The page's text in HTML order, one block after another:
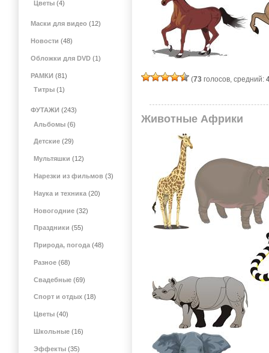
(73 голосов, средний:
Животные Африки
Цветы (4)
Маски для видео (12)
Новости (48)
Обложки для DVD(1)
РАМКИ (81)
Титры (1)
ФУТАЖИ (243)
Альбомы (6)
Детские (29)
Мультяшки (12)
Нарезки из фильмов (3)
Наука и техника (20)
Новогодние (32)
Праздники (55)
Природа, погода (48)
Разное (68)
Свадебные (69)
Спорт и отдых (18)
Цветы (40)
Школьные (16)
Эффекты (35)